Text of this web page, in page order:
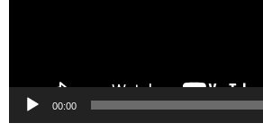
00:00